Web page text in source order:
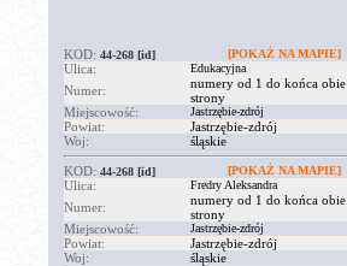
KOD: 44-268 [id] [POKAŻ NA MAPIE]
Ulica: Edukacyjna
Numer:
numery od 1 do końca obie
strony
Miejscowość:
Jastrzębie-zdrój
Powiat:
Jastrzębie-zdrój
Woj:
śląskie
KOD: 44-268 [id] [POKAŻ NA MAPIE]
Ulica: Fredry Aleksandra
Numer:
numery od 1 do końca obie
strony
Miejscowość:
Jastrzębie-zdrój
Powiat:
Jastrzębie-zdrój
Woj:
śląskie